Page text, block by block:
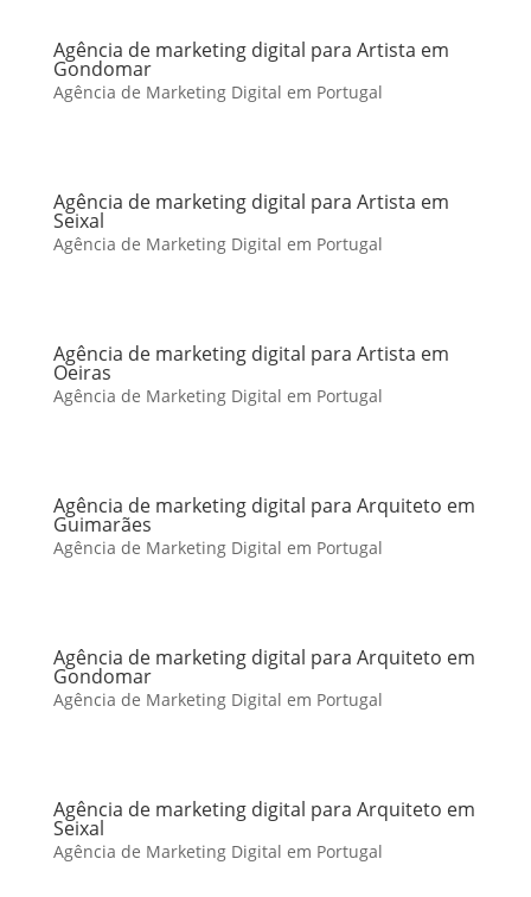
Agência de marketing digital para Artista em
Gondomar
Agência de Marketing Digital em Portugal
Agência de marketing digital para Artista em
Seixal
Agência de Marketing Digital em Portugal
Agência de marketing digital para Artista em
Oeiras
Agência de Marketing Digital em Portugal
Agência de marketing digital para Arquiteto em
Guimarães
Agência de Marketing Digital em Portugal
Agência de marketing digital para Arquiteto em
Gondomar
Agência de Marketing Digital em Portugal
Agência de marketing digital para Arquiteto em
Seixal
Agência de Marketing Digital em Portugal